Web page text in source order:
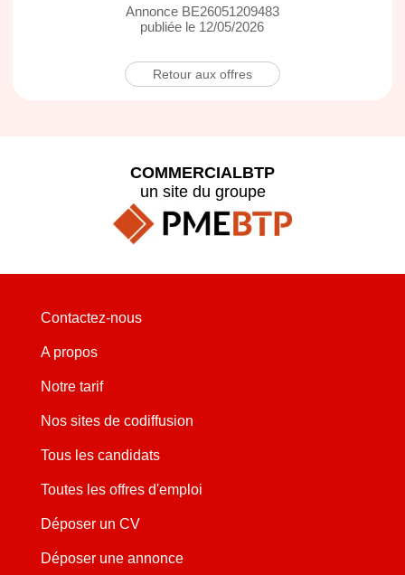
Annonce BE26051209483
publiée le 12/05/2026
Retour aux offres
COMMERCIALBTP
un site du groupe
Contactez-nous
A propos
Notre tarif
Nos sites de codiffusion
Tous les candidats
Toutes les offres d'emploi
Déposer un CV
Déposer une annonce